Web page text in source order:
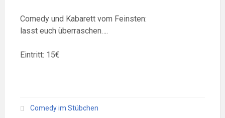
Comedy und Kabarett vom Feinsten:
lasst euch überraschen….
Eintritt: 15€
Comedy im Stübchen